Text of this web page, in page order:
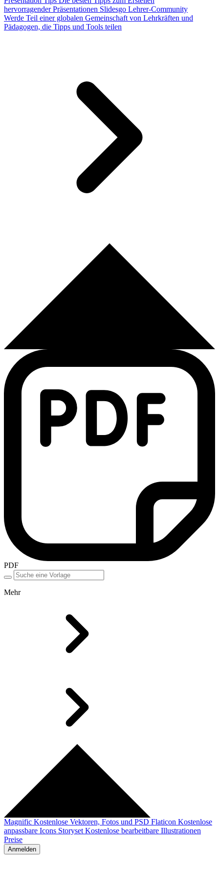
hervorragender Präsentationen Slidesgo Lehrer-Community
Werde Teil einer globalen Gemeinschaft von Lehrkräften und
Pädagogen, die Tipps und Tools teilen
PDF
Mehr
Magnific Kostenlose Vektoren, Fotos und PSD Flaticon Kostenlose
anpassbare Icons Storyset Kostenlose bearbeitbare Illustrationen
Preise
Anmelden